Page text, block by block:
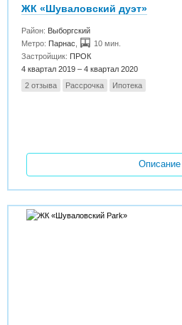
ЖК «Шуваловский дуэт»
Район: Выборгский
Метро: Парнас
10 мин.
Застройщик: ПРОК
4 квартал 2019 – 4 квартал 2020
2 отзыва
Рассрочка Ипотека
Описание